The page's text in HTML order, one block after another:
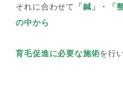
それに合わせて 「鍼」・「
の中から
育毛促進に必要な施術を行